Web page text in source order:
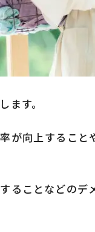
す。
が向上すること
ることなどのデ